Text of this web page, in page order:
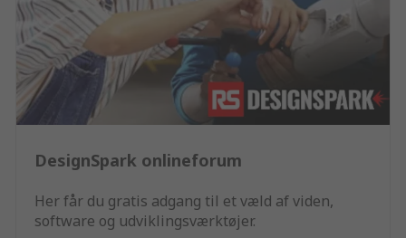
DesignSpark onlineforum
Her får du gratis adgang til et væld af viden,
software og udviklingsværktøjer.